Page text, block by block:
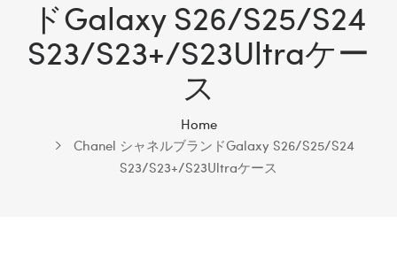
ドGalaxy S26/S25/S24
S23/S23+/S23Ultraケー
ス
Home
Chanel シャネルブランドGalaxy S26/S25/S24
S23/S23+/S23Ultraケース